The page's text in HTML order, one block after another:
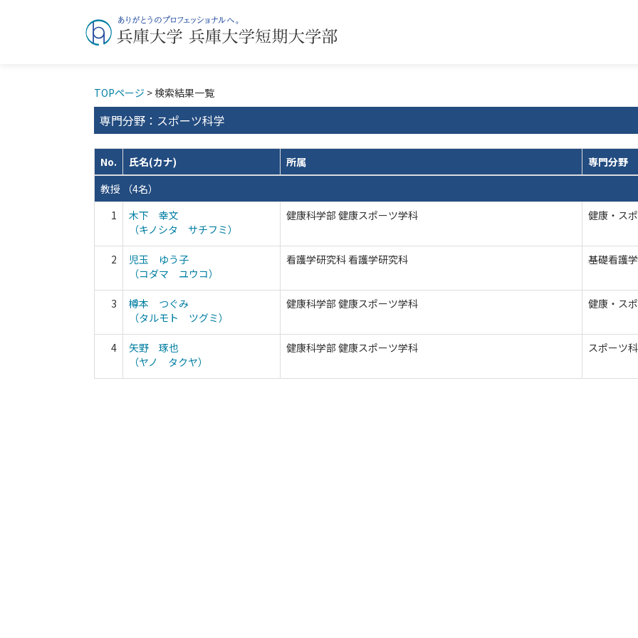
TOPページ > 検索結果一覧
専門分野：スポーツ科学
No. 氏名(カナ) 所属
専門分野
教授 （4名）
1
木下 幸文
（キノシタ サチフミ）
健康科学部 健康スポーツ学科 健康・ス
2
児玉 ゆう子
（コダマ ユウコ）
看護学研究科 看護学研究科 基礎看護
3
樽本 つぐみ
（タルモト ツグミ）
健康科学部 健康スポーツ学科 健康・ス
4
矢野 琢也
（ヤノ タクヤ）
健康科学部 健康スポーツ学科 スポーツ